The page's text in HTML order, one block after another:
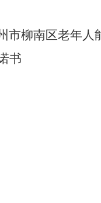
市柳南区老年人
书